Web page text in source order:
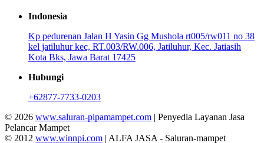
Indonesia
Kp pedurenan Jalan H Yasin Gg Mushola rt005/rw011 no 38
kel jatiluhur kec, RT.003/RW.006, Jatiluhur, Kec. Jatiasih
Kota Bks, Jawa Barat 17425
Hubungi
+62877-7733-0203
© 2026 www.saluran-pipamampet.com | Penyedia Layanan Jasa
Pelancar Mampet
© 2012 www.winnpi.com | ALFA JASA - Saluran-mampet